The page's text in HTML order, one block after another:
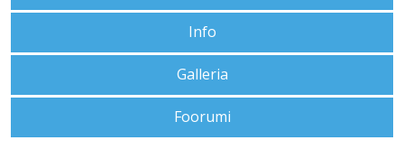
Info
Galleria
Foorumi